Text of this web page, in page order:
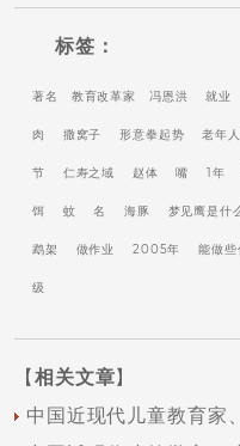
标签：
著名 教育改革家 冯恩洪 就业
肉 撒窝子 形意拳起势 老年
节 仁寿之域 赵体 嘴 1年
饵 蚊 名 海豚 梦见鹰是什
鹉架 做作业 2005年 能做些
级
【相关文章】
中国近现代儿童教育家